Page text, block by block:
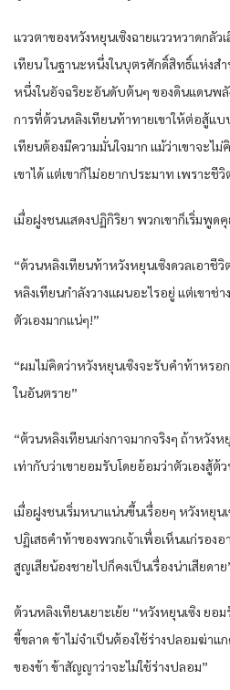
แววตาของหวังหยุนเซิงฉายแววหวาดกลั
เทียน ในฐานะหนึ่งในบุตรศักดิ์สิทธิ์แห่งส
หนึ่งในอัจฉริยะอันดับต้นๆ ของดินแดนพลั
การที่ต้วนหลิงเทียนท้าทายเขาให้ต่อสู้แบ
เทียนต้องมีความมั่นใจมาก แม้ว่าเขาจะไ
เขาได้ แต่เขาก็ไม่อยากประมาท เพราะชี
เมื่อฝูงชนแสดงปฏิกิริยา พวกเขาก็เริ่มพูด
“ต้วนหลิงเทียนท้าหวังหยุนเซิงดวลเอาชี
หลิงเทียนกำลังวางแผนอะไรอยู่ แต่เขาช่
ตัวเองมากแน่ๆ!”
“ผมไม่คิดว่าหวังหยุนเซิงจะรับคำท้าหรอ
ในอันตราย”
“ต้วนหลิงเทียนเก่งกาจมากจริงๆ ถ้าหวังห
เท่ากับว่าเขายอมรับโดยอ้อมว่าตัวเองสู้ต้
เมื่อฝูงชนเริ่มหนาแน่นขึ้นเรื่อยๆ หวังหยุน
ปฏิเสธคำท้าของพวกเจ้าเพื่อเห็นแก่รองอ
สูญเสียน้องชายไปก็คงเป็นเรื่องน่าเสียดาย
ต้วนหลิงเทียนเยาะเย้ย “หวังหยุนเซิง ย
ขี้ขลาด ข้าไม่จำเป็นต้องใช้ร่างปลอมฆ่าแ
ของข้า ข้าสัญญาว่าจะไม่ใช้ร่างปลอม”